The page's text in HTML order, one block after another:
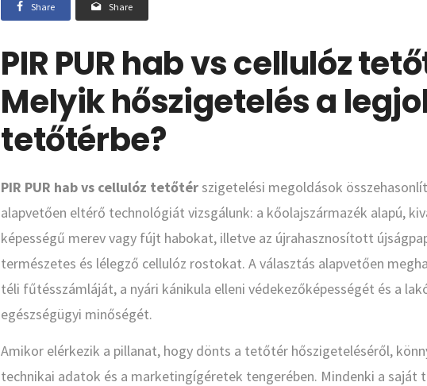
Share Share
PIR PUR hab vs cellulóz
Melyik hőszigetelés a
tetőtérbe?
PIR PUR hab vs cellulóz tetőtérszigetelési megoldások
alapvetően eltérő technológiát vizsgálunk: a kőolajszármazék alapú,
képességű merev vagy fújt habokat, illetve az újrahasznosított
természetes és lélegző cellulóz rostokat. A választás alapvetően
téli fűtésszámláját, a nyári kánikula elleni védekezőképességét és a
egészségügyi minőségét.
Amikor elérkezik a pillanat, hogy dönts a tetőtér hőszigeteléséről,
technikai adatok és a marketingígéretek tengerében. Mindenki a saját